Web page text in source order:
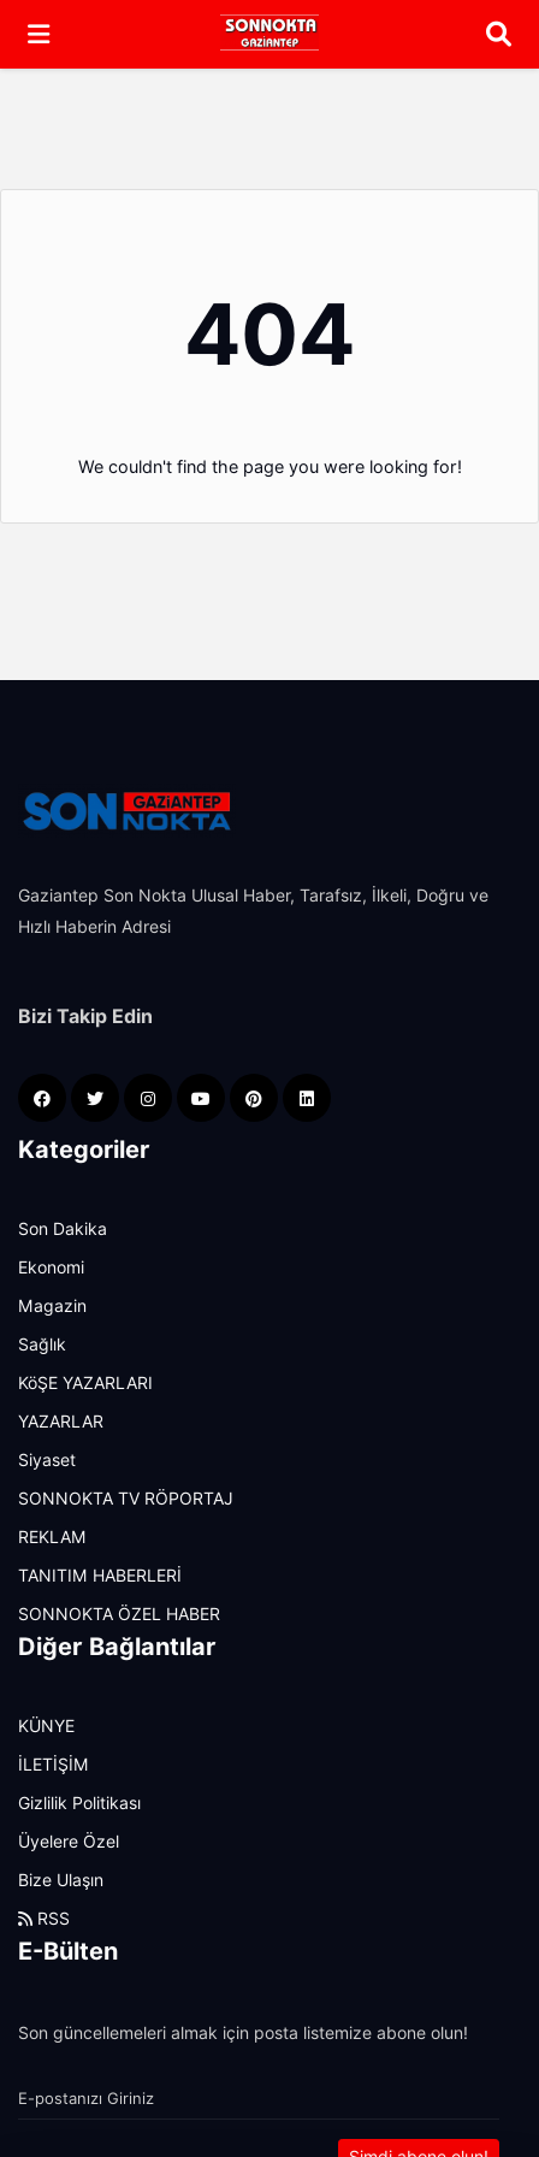
404
We couldn't find the page you were looking for!
Gaziantep Son Nokta Ulusal Haber, Tarafsız, İlkeli, Doğru ve
Hızlı Haberin Adresi
Bizi Takip Edin
Kategoriler
Son Dakika
Ekonomi
Magazin
Sağlık
KöŞE YAZARLARI
YAZARLAR
Siyaset
SONNOKTA TV RÖPORTAJ
REKLAM
TANITIM HABERLERİ
SONNOKTA ÖZEL HABER
Diğer Bağlantılar
KÜNYE
İLETİŞİM
Gizlilik Politikası
Üyelere Özel
Bize Ulaşın
RSS
E-Bülten
Son güncellemeleri almak için posta listemize abone olun!